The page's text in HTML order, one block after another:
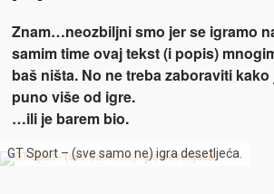
Znam…neozbiljni smo jer se igramo
samim time ovaj tekst (i popis)
baš ništa. No ne treba zaboraviti kako
puno više od igre.
…ili je barem bio.
GT Sport – (sve samo ne) igra desetljeća.